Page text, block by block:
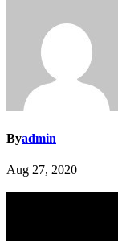
Byadmin
Aug 27, 2020